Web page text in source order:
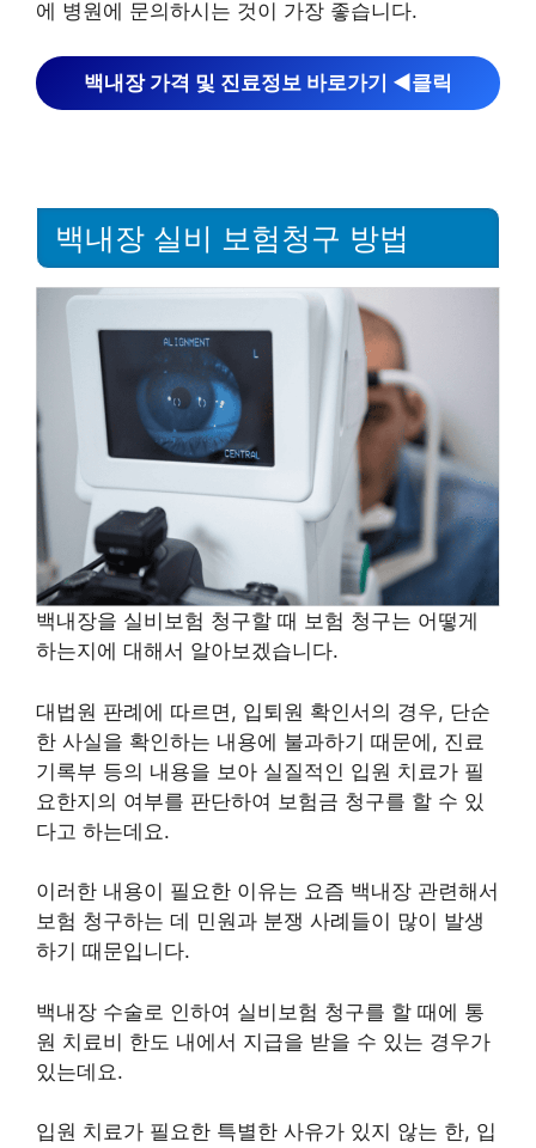
에 병원에 문의하시는 것이 가장 좋습니다.
백내장 가격 및 진료정보 바로가기 ◀︎클릭
백내장 실비 보험청구 방법
백내장을 실비보험 청구할 때 보험 청구는 어떻게
하는지에 대해서 알아보겠습니다.
대법원 판례에 따르면, 입퇴원 확인서의 경우, 단순
한 사실을 확인하는 내용에 불과하기 때문에, 진료
기록부 등의 내용을 보아 실질적인 입원 치료가 필
요한지의 여부를 판단하여 보험금 청구를 할 수 있
다고 하는데요.
이러한 내용이 필요한 이유는 요즘 백내장 관련해서
보험 청구하는 데 민원과 분쟁 사례들이 많이 발생
하기 때문입니다.
백내장 수술로 인하여 실비보험 청구를 할 때에 통
원 치료비 한도 내에서 지급을 받을 수 있는 경우가
있는데요.
입원 치료가 필요한 특별한 사유가 있지 않는 한, 입